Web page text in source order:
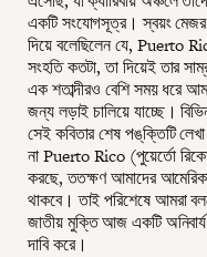
একটি সংযোগসূত্র। স্বয়ং
দিয়ে বলেছিলেন যে, Puerto
সংহতি কতটা, তা দিয়েই তার
এক শতাব্দীরও বেশি সময় ধরে
জন্য লড়াই চালিয়ে যাচ্ছে।
সেই কবিতার শেষ পঙ্‌ক্তিটি
না Puerto Rico (পুয়ের্তো
করছে, ততক্ষণ আমাদের
থাকবে। তাই পরিশেষে আমরা
জাতীয় মুক্তি আজ একটি
দাবি করে।